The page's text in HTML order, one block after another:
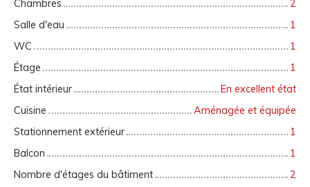
Chambres
2
Salle d'eau
1
WC
1
Étage
1
État intérieur
En excellent état
Cuisine
Aménagée et équipée
Stationnement extérieur
1
Balcon
1
Nombre d'étages du bâtiment
2